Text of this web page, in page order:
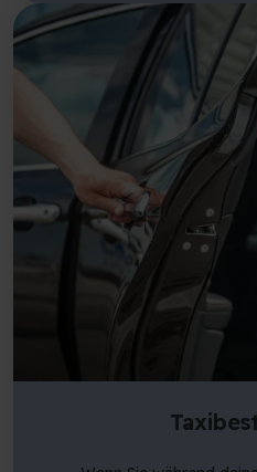
gebucht haben, liegen in
Bettwäsche und
machen wir auch das Bett für Sie! Die
Bettwäsche müssen
Depotschränken/
zurückgegeben werden.
recycelten Textilien
Leben gibt. Wenn Sie die
helfen Sie uns, den
reduzieren. Zusätzliche Bettwäsche und Handtücher
können jederzeit an der
Bitte beachten Sie, dass
werden dürfen und dass
Bettwäsche eine Gebühr